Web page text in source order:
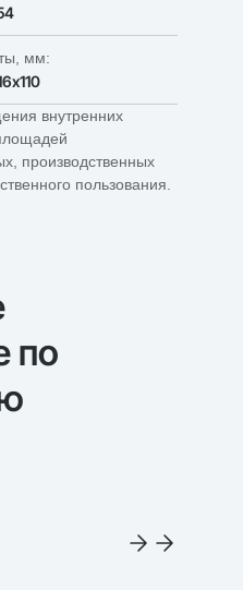
мм:
внутренних
производственных
пользования.
по